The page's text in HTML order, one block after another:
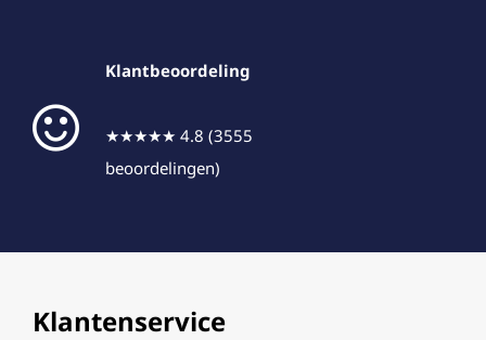
Klantbeoordeling
★★★★★ 4.8 (3555
beoordelingen)
Klantenservice